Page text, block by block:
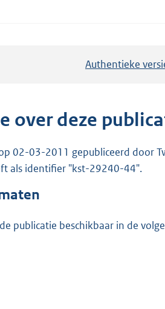
Authentieke
over deze
02-03-2011 gepubliceerd door
als identifier "kst-29240-44".
publicatie beschikbaar in de